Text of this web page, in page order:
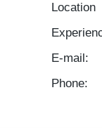
Location
E-mail:
Phone: